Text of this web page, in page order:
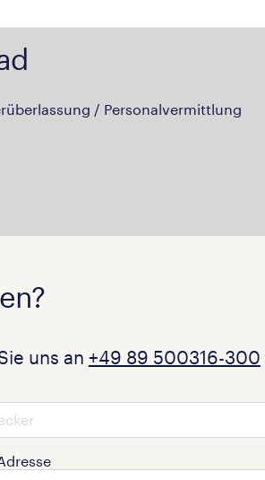
/ Personalvermittlung
uns an +49 89 500316-300